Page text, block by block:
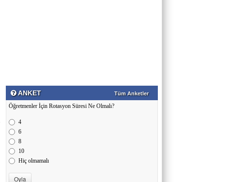
ANKET Tüm Anketler
Öğretmenler İçin Rotasyon Süresi Ne Olmalı?
4
6
8
10
Hiç olmamalı